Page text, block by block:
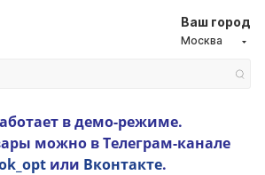
Ваш город
Москва
в демо-режиме.
можно в Телеграм-канале
или Вконтакте.